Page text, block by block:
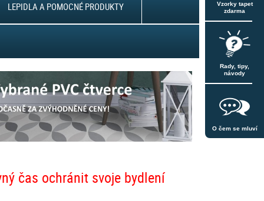
LEPIDLA A POMOCNÉ PRODUKTY
Vzorky tapet
zdarma
Rady, tipy,
návody
O čem se mluví
čas ochránit svoje bydlení